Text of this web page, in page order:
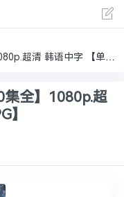
铁拳教育 참교육(2026) 【10集全】1080p.超清 韩语中字 【单集3G/28.9G】
集全】1080p.超
】